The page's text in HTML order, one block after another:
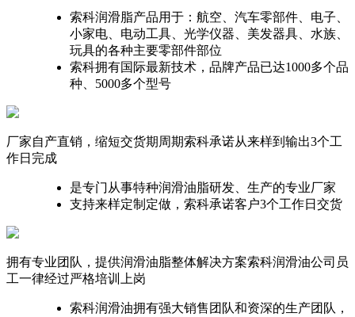
索科润滑脂产品用于：航空、汽车零部件、电子、
小家电、电动工具、光学仪器、美发器具、水族、
玩具的各种主要零部件部位
索科拥有国际最新技术，品牌产品已达1000多个品
种、5000多个型号
厂家自产直销，缩短交货期周期索科承诺从来样到输出3个工
作日完成
是专门从事特种润滑油脂研发、生产的专业厂家
支持来样定制定做，索科承诺客户3个工作日交货
拥有专业团队，提供润滑油脂整体解决方案索科润滑油公司员
工一律经过严格培训上岗
索科润滑油拥有强大销售团队和资深的生产团队，